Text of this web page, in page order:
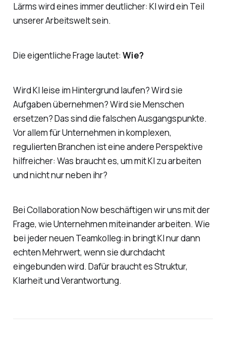
Lärms wird eines immer deutlicher: KI wird ein Teil
unserer Arbeitswelt sein.
Die eigentliche Frage lautet: Wie?
Wird KI leise im Hintergrund laufen? Wird sie
Aufgaben übernehmen? Wird sie Menschen
ersetzen? Das sind die falschen Ausgangspunkte.
Vor allem für Unternehmen in komplexen,
regulierten Branchen ist eine andere Perspektive
hilfreicher: Was braucht es, um mit KI zu arbeiten
und nicht nur neben ihr?
Bei Collaboration Now beschäftigen wir uns mit der
Frage, wie Unternehmen miteinander arbeiten. Wie
bei jeder neuen Teamkolleg:in bringt KI nur dann
echten Mehrwert, wenn sie durchdacht
eingebunden wird. Dafür braucht es Struktur,
Klarheit und Verantwortung.